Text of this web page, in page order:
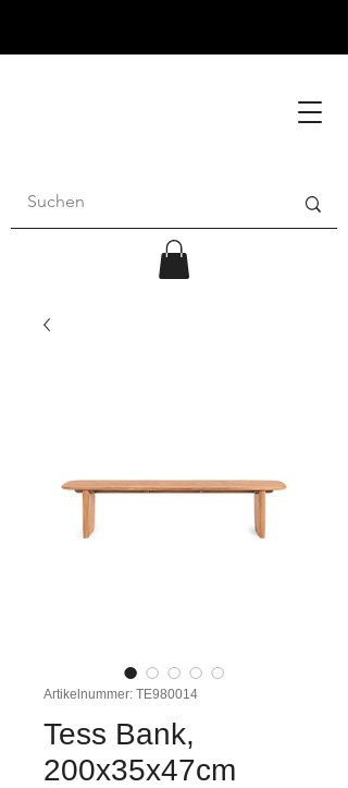
Artikelnummer: TE980014
Tess Bank,
200x35x47cm